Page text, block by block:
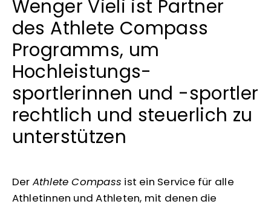
Wenger Vieli ist Partner
des Athlete Compass
Programms, um
Hochleistungs­
sportlerinnen und -sportler
rechtlich und steuerlich zu
unterstützen
Der Athlete Compass ist ein Service für alle
Athletinnen und Athleten, mit denen die